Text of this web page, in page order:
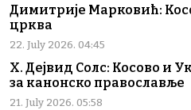
Димитрије Марковић:
црква
22. July 2026. 04:45
Х. Дејвид Солс: Косово и
за канонско православље
21. July 2026. 05:58